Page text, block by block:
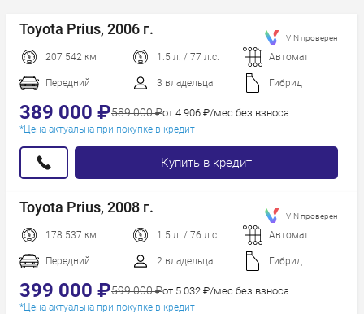
дешевле
дороже
Пробег
Год новее
Год старше
Toyota Prius, 2006 г.
207 542 км 1.5 л. / 77 л.с. Автомат
Передний 3 владельца Гибрид
389 000 ₽589 000 ₽от 4 906 ₽/мес без взноса
*Цена актуальна при покупке в кредит
Купить в кредит
VIN проверен
Toyota Prius, 2008 г.
178 537 км 1.5 л. / 76 л.с. Автомат
Передний 2 владельца Гибрид
399 000 ₽599 000 ₽от 5 032 ₽/мес без взноса
*Цена актуальна при покупке в кредит
VIN проверен